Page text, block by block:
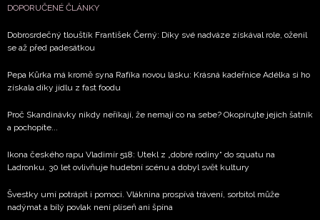
DOPORUČENÉ ČLÁNKY
Dobrosrdečný tlouštík František Černý: Díky své nadváze získával role, oženil
se až před padesátkou
Pepa Kůrka má kromě syna Rafíka novou lásku: Krásná kadeřnice Adélka si ho
získala díky jídlu z fast foodu
Proč Skandinávky nikdy neříkají, že nemají co na sebe? Okopírujte jejich šatník
a pochopíte...
Ikona českého rapu Vladimír 518: Utekl z „dobré rodiny“ do squatu na
Ladronku. 30 let ovlivňuje hudební scénu a dobyl svět kultury
Švestky umí potrápit i pomoci. Vláknina prospívá trávení, sorbitol může
nadýmat a bílý povlak není plíseň ani špína